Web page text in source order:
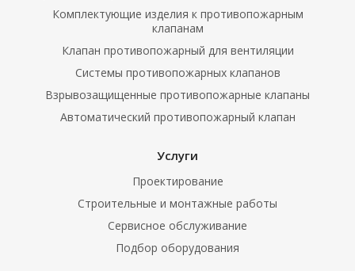
Комплектующие изделия к противопожарным
клапанам
Клапан противопожарный для вентиляции
Системы противопожарных клапанов
Взрывозащищенные противопожарные клапаны
Автоматический противопожарный клапан
Услуги
Проектирование
Строительные и монтажные работы
Сервисное обслуживание
Подбор оборудования